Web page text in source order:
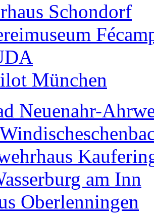
Schondorf
München
Neuenahr-
am Inn
Oberlenningen